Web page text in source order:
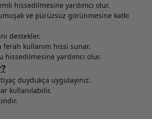
hissedilmesine yardımcı olur.
ve pürüzsüz görünmesine katkı
destekler.
ferah kullanım hissi sunar.
hissedilmesine yardımcı olur.
duydukça uygulayınız.
kullanılabilir.